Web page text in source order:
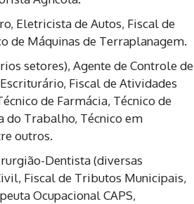
Eletricista de Autos, Fiscal de
de Máquinas de Terraplanagem.
setores), Agente de Controle de
Fiscal de Atividades
de Farmácia, Técnico de
do Trabalho, Técnico em
outros.
Dentista (diversas
Fiscal de Tributos Municipais,
Ocupacional CAPS,